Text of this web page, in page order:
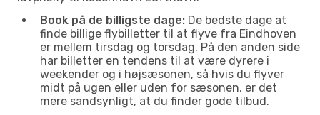
Book på de billigste dage: De bedste dage at
finde billige flybilletter til at flyve fra Eindhoven
er mellem tirsdag og torsdag. På den anden side
har billetter en tendens til at være dyrere i
weekender og i højsæsonen, så hvis du flyver
midt på ugen eller uden for sæsonen, er det
mere sandsynligt, at du finder gode tilbud.